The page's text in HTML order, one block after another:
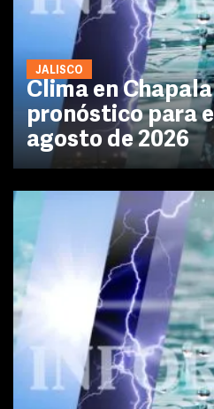
JALISCO
Clima en
pronóstico para
agosto de 2026